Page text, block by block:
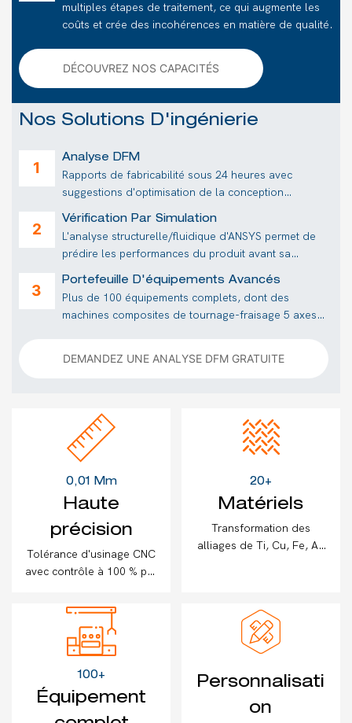
multiples étapes de traitement, ce qui augmente les
coûts et crée des incohérences en matière de qualité.
DÉCOUVREZ NOS CAPACITÉS
Nos Solutions D'ingénierie
Analyse DFM
Rapports de fabricabilité sous 24 heures avec
suggestions d'optimisation de la conception
Vérification Par Simulation
L'analyse structurelle/fluidique d'ANSYS permet de
prédire les performances du produit avant sa
Portefeuille D'équipements Avancés
Plus de 100 équipements complets, dont des
machines composites de tournage-fraisage 5 axes
DEMANDEZ UNE ANALYSE DFM GRATUITE
0,01 Mm
Haute
précision
Tolérance d'usinage CNC
avec contrôle à 100 % par
20+
Matériels
Transformation des
alliages de Ti, Cu, Fe, Al,
100+
Équipement
Personnalisati
on